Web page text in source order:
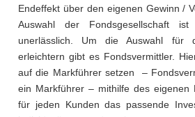
Endeffekt über den eigenen Gewinn /
Auswahl der Fondsgesellschaft
unerlässlich. Um die Auswahl für
erleichtern gibt es Fondsvermittler.
auf die Markführer setzen –
ein Markführer – mithilfe des eigenen
für jeden Kunden das passende